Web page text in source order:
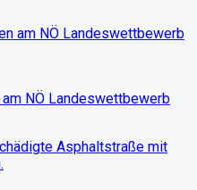
NÖ Landeswettbewerb